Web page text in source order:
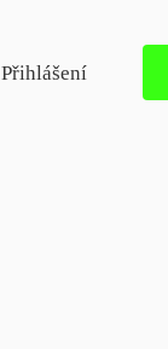
Přihlášení